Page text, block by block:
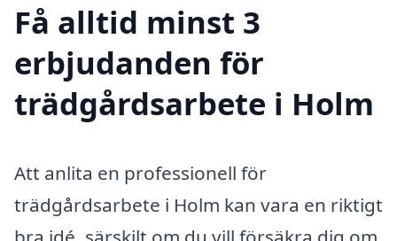
Få alltid minst 3
erbjudanden för
trädgårdsarbete i Holm
Att anlita en professionell för
trädgårdsarbete i Holm kan vara en riktigt